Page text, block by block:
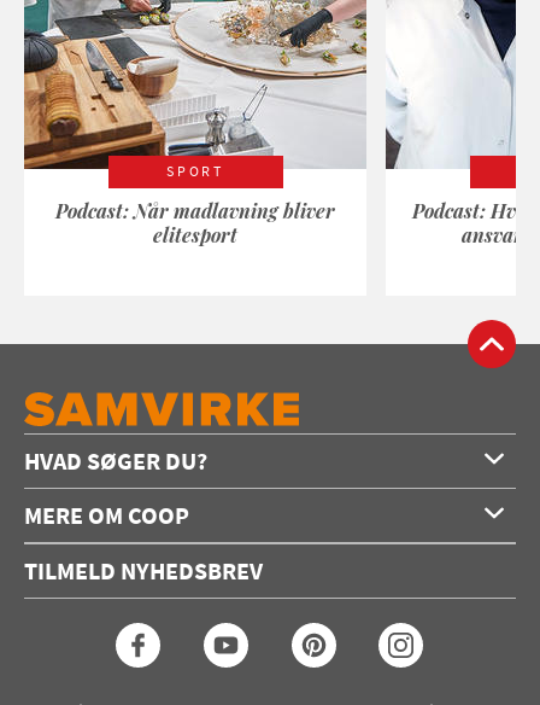
SPORT
Podcast: Når madlavning bliver
elitesport
Podcast:
HVAD SØGER DU?
Forside
Opskrifter
Konkurrencer
MERE OM COOP
Annoncering
Coop medlem
TILMELD NYHEDSBREV